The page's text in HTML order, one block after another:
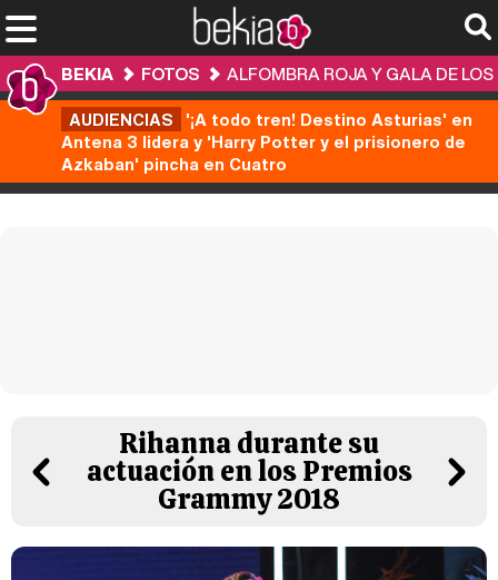
BEKIA FOTOS
ALFOMBRA ROJA Y GALA DE
AUDIENCIAS '¡A todo tren! Destino Asturias' en
Antena 3 lidera y 'Harry Potter y el prisionero de
Azkaban' pincha en Cuatro
Rihanna durante su
actuación en los Premios
Grammy 2018